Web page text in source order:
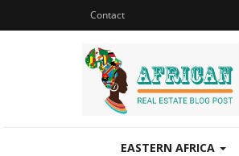
Contact
EASTERN AFRICA